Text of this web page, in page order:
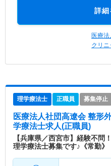
詳細
医療
クリ
理学療法士 正職員 募集停止
医療法人社団高遼会 整形
学療法士求人(正職員)
【兵庫県／西宮市】経験不問
理学療法士募集です♪《常勤》